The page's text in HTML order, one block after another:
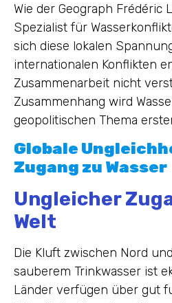
Wie der Geograph Frédéric
Spezialist für
sich diese lokalen
internationalen Konflikten
Zusammenarbeit nicht
Zusammenhang wird
geopolitischen Thema
Globale
Zugang zu Wasser
Ungleicher
Welt
Die Kluft zwischen Nord
sauberem Trinkwasser ist
Länder verfügen über gut